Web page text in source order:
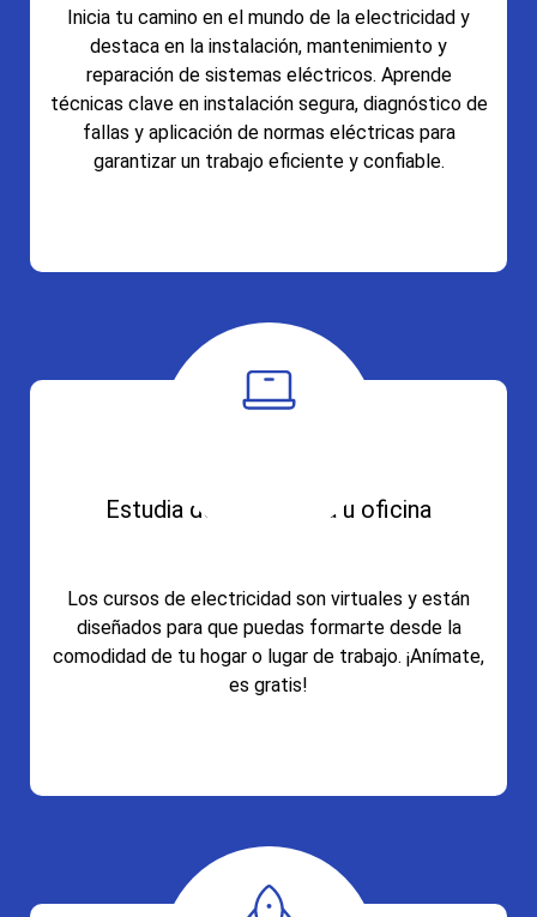
Inicia tu camino en el mundo de la electricidad y
destaca en la instalación, mantenimiento y
reparación de sistemas eléctricos. Aprende
técnicas clave en instalación segura, diagnóstico de
fallas y aplicación de normas eléctricas para
garantizar un trabajo eficiente y confiable.
Estudia desde tu casa u oficina
Los cursos de electricidad son virtuales y están
diseñados para que puedas formarte desde la
comodidad de tu hogar o lugar de trabajo. ¡Anímate,
es gratis!